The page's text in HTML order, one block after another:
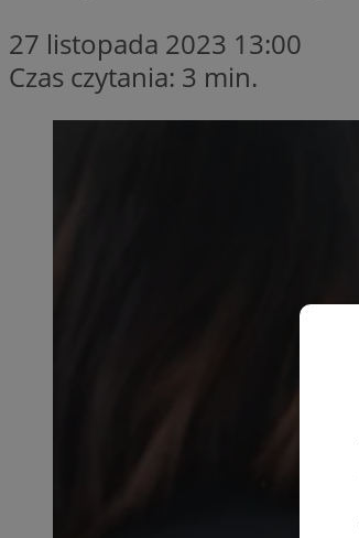
27 listopada 2023 13:00
Czas czytania: 3 min.